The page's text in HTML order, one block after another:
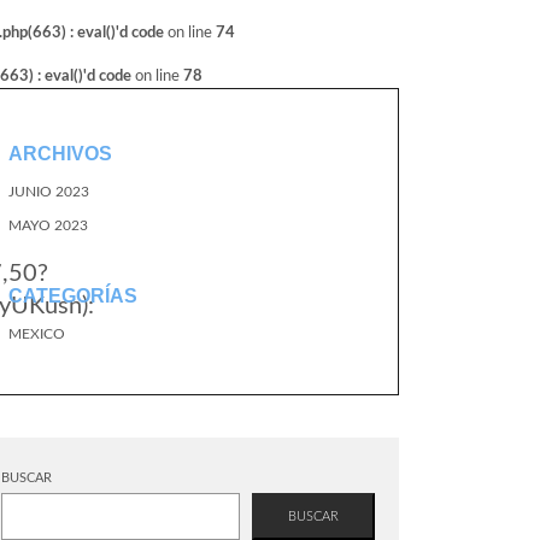
: eval()'d code on line 74
: eval()'d code on line 78
ARCHIVOS
JUNIO 2023
MAYO 2023
CATEGORÍAS
MEXICO
BUSCAR
BUSCAR